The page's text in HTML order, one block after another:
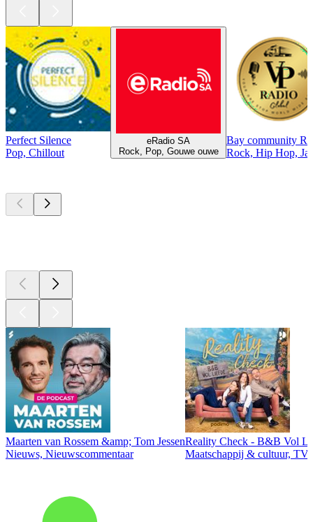
Perfect Silence
Pop, Chillout
eRadio SA
Rock, Pop, Gouwe ouwe
Bay community
Rock, Hip Hop,
Maarten van Rossem &amp; Tom Jessen
Nieuws, Nieuwscommentaar
Reality Check - B&B Vol
Maatschappij & cultuur,